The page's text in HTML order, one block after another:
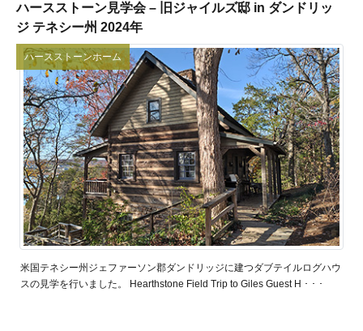
ハースストーン見学会 – 旧ジャイルズ邸 in ダンドリッ
ジ テネシー州 2024年
ハースストーンホーム
米国テネシー州ジェファーソン郡ダンドリッジに建つダブテイルログハウ
スの見学を行いました。 Hearthstone Field Trip to Giles Guest H ･ ･ ･